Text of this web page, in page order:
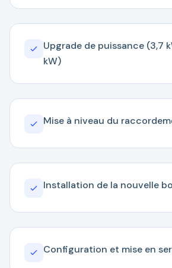
Upgrade de puissance (3,7
kW)
Mise à niveau du
Installation de la nouvelle
Configuration et mise en